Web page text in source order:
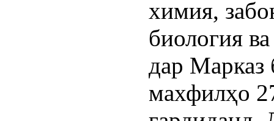
химия,
биология
дар Марказ
махфилҳо